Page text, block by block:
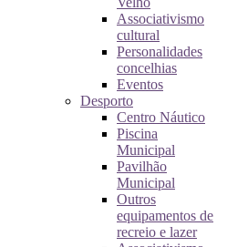
Associativismo
cultural
Personalidades
concelhias
Eventos
Desporto
Centro Náutico
Piscina
Municipal
Pavilhão
Municipal
Outros
equipamentos de
recreio e lazer